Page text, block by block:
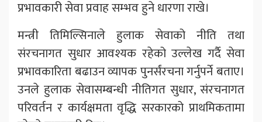
प्रभावकारी सेवा प्रवाह सम्भव हुने धारणा राखे।
मन्त्री तिमिल्सिनाले हुलाक सेवाको नीति तथा
संरचनागत सुधार आवश्यक रहेको उल्लेख गर्दै सेवा
प्रभावकारिता बढाउन व्यापक पुनर्संरचना गर्नुपर्ने बताए।
उनले हुलाक सेवासम्बन्धी नीतिगत सुधार, संरचनागत
परिवर्तन र कार्यक्षमता वृद्धि सरकारको प्राथमिकतामा